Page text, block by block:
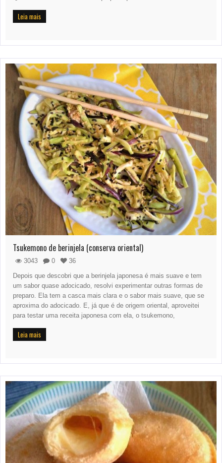
Leia mais
Tsukemono de berinjela (conserva oriental)
3043 0
36
Depois que descobri que a berinjela japonesa é mais suave e tem
um sabor quase adocicado, resolvi experimentar outras formas de
preparo. Ela tem a casca mais clara e o sabor mais suave, que se
aproxima do adocicado. E, já que é de origem oriental, aproveitei
para testar uma receita japonesa com ela, o tsukemono,
Leia mais